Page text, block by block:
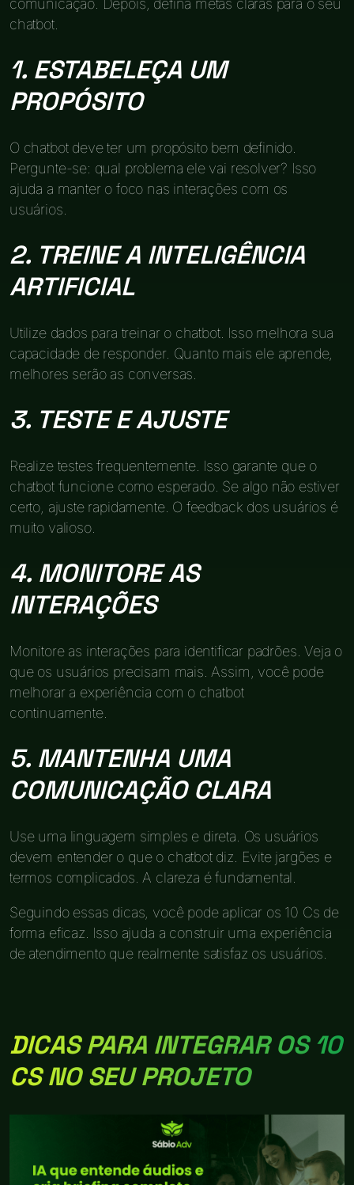
chatbot.
1. ESTABELEÇA UM
PROPÓSITO
O chatbot deve ter um propósito bem definido.
Pergunte-se: qual problema ele vai resolver? Isso
ajuda a manter o foco nas interações com os
usuários.
2. TREINE A INTELIGÊNCIA
ARTIFICIAL
Utilize dados para treinar o chatbot. Isso melhora sua
capacidade de responder. Quanto mais ele aprende,
melhores serão as conversas.
3. TESTE E AJUSTE
Realize testes frequentemente. Isso garante que o
chatbot funcione como esperado. Se algo não estiver
certo, ajuste rapidamente. O feedback dos usuários é
muito valioso.
4. MONITORE AS
INTERAÇÕES
Monitore as interações para identificar padrões. Veja o
que os usuários precisam mais. Assim, você pode
melhorar a experiência com o chatbot
continuamente.
5. MANTENHA UMA
COMUNICAÇÃO CLARA
Use uma linguagem simples e direta. Os usuários
devem entender o que o chatbot diz. Evite jargões e
termos complicados. A clareza é fundamental.
Seguindo essas dicas, você pode aplicar os 10 Cs de
forma eficaz. Isso ajuda a construir uma experiência
de atendimento que realmente satisfaz os usuários.
DICAS PARA INTEGRAR OS 10
CS NO SEU PROJETO